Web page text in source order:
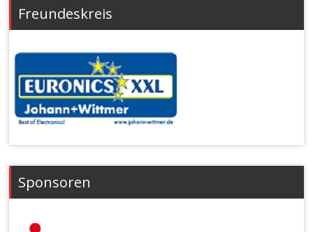
Freundeskreis
Sponsoren